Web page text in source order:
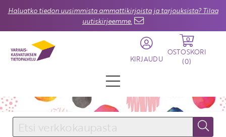
Haluatko tiedon uusimmista ammattikirjoista ja tarjouksista? Tilaa
uutiskirjeemme.
KIRJAUDU
0
OSTOSKORI
(0)
KIRJAUDU SISÄÄN
Käyttäjätunnus